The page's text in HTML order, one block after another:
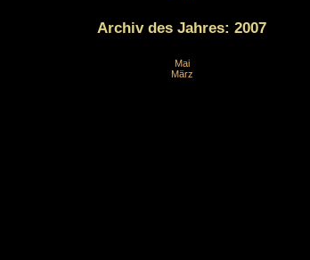
Archiv des Jahres: 2007
Mai
März